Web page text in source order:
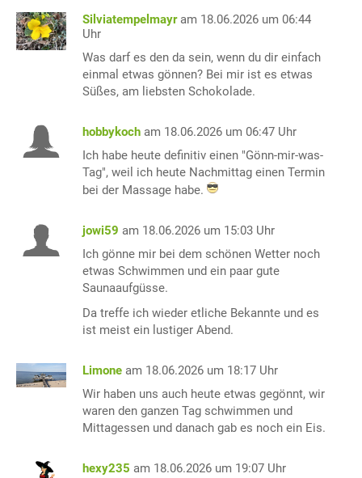
Silviatempelmayr am 18.06.2026 um 06:44
Uhr
Was darf es den da sein, wenn du dir einfach
einmal etwas gönnen? Bei mir ist es etwas
Süßes, am liebsten Schokolade.
hobbykoch am 18.06.2026 um 06:47 Uhr
Ich habe heute definitiv einen "Gönn-mir-was-
Tag", weil ich heute Nachmittag einen Termin
bei der Massage habe.
jowi59 am 18.06.2026 um 15:03 Uhr
Ich gönne mir bei dem schönen Wetter noch
etwas Schwimmen und ein paar gute
Saunaaufgüsse.
Da treffe ich wieder etliche Bekannte und es
ist meist ein lustiger Abend.
Limone am 18.06.2026 um 18:17 Uhr
Wir haben uns auch heute etwas gegönnt, wir
waren den ganzen Tag schwimmen und
Mittagessen und danach gab es noch ein Eis.
hexy235 am 18.06.2026 um 19:07 Uhr